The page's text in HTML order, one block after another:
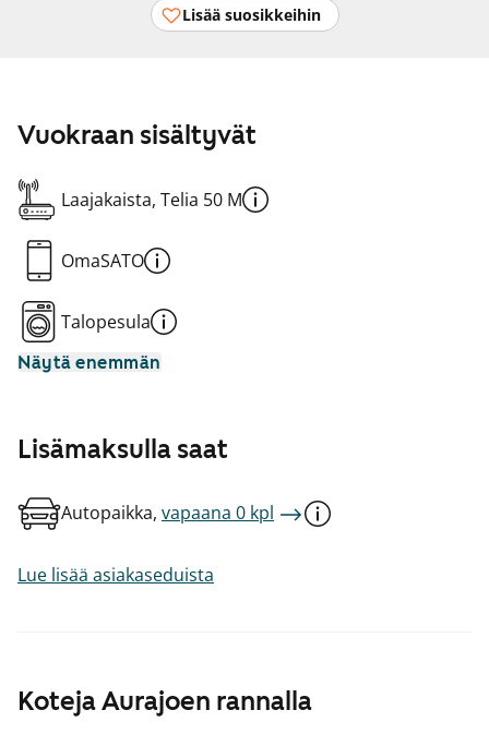
Lisää suosikkeihin
Koteja Aurajoen rannalla
Vuokraan sisältyvät
Laajakaista, Telia 50 M
OmaSATO
Talopesula
Näytä enemmän
Lisämaksulla saat
Autopaikka, vapaana 0 kpl
Lue lisää asiakaseduista